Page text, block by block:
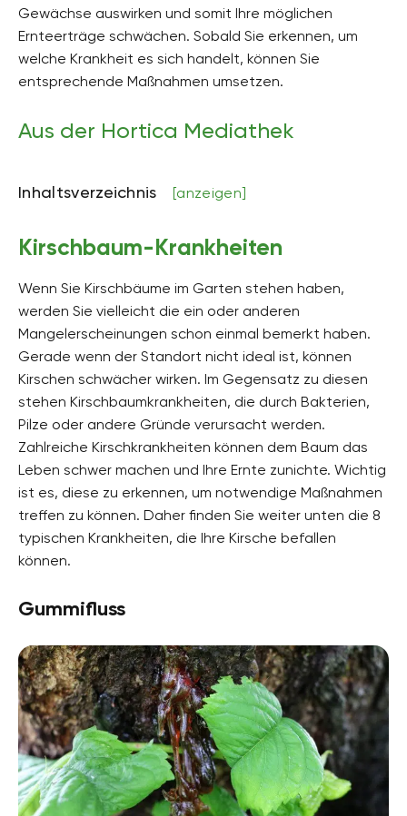
Gewächse auswirken und somit Ihre möglichen
Ernteerträge schwächen. Sobald Sie erkennen, um
welche Krankheit es sich handelt, können Sie
entsprechende Maßnahmen umsetzen.
Aus der Hortica Mediathek
Inhaltsverzeichnis [anzeigen]
Kirschbaum-Krankheiten
Wenn Sie Kirschbäume im Garten stehen haben,
werden Sie vielleicht die ein oder anderen
Mangelerscheinungen schon einmal bemerkt haben.
Gerade wenn der Standort nicht ideal ist, können
Kirschen schwächer wirken. Im Gegensatz zu diesen
stehen Kirschbaumkrankheiten, die durch Bakterien,
Pilze oder andere Gründe verursacht werden.
Zahlreiche Kirschkrankheiten können dem Baum das
Leben schwer machen und Ihre Ernte zunichte. Wichtig
ist es, diese zu erkennen, um notwendige Maßnahmen
treffen zu können. Daher finden Sie weiter unten die 8
typischen Krankheiten, die Ihre Kirsche befallen
können.
Gummifluss